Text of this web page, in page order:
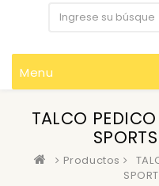
Menu
TALCO PEDICO
Productos